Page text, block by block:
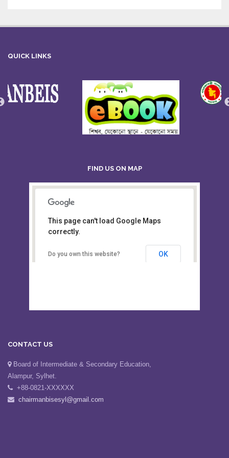
QUICK LINKS
FIND US ON MAP
Board of Intermediate &
Secondary Education, Alampur,
Sylhet
This page can't load Google Maps
Board of Intermediate & Secondary Education,
Alampur, Sylhet.
+88-0821-XXXXXX